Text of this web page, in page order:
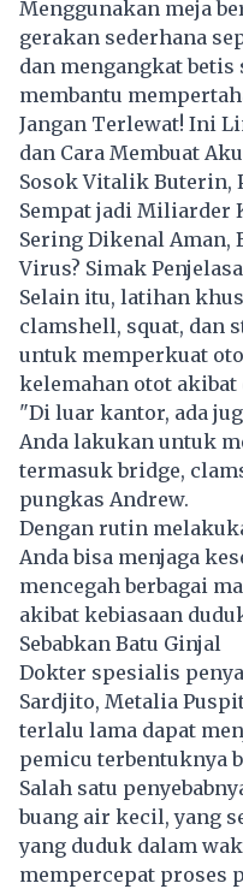
Menggunakan meja
gerakan sederhana
dan mengangkat betis
membantu
Jangan Terlewat! Ini
dan Cara Membuat
Sosok Vitalik Buterin,
Sempat jadi Miliarder
Sering Dikenal Aman,
Virus? Simak
Selain itu, latihan
clamshell, squat, dan
untuk memperkuat
kelemahan otot
"Di luar kantor, ada
Anda lakukan untuk
termasuk bridge,
pungkas Andrew.
Dengan rutin
Anda bisa menjaga
mencegah berbagai
akibat kebiasaan
Sebabkan Batu Ginjal
Dokter spesialis
Sardjito, Metalia
terlalu lama dapat
pemicu terbentuknya
Salah satu
buang air kecil, yang
yang duduk dalam
mempercepat proses